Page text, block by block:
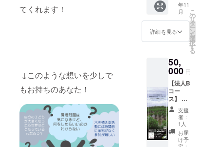
てくれます！
↓このような想いを少しで
もお持ちのあなた！
ご記載
をお願
す。
１年間
で排出
した
CO2を
かけて
吸収し
ます！
※会社
HPに名
前や地
域の掲
載をご
希望さ
れない
場合は
送） ・
ワイエ
ルフォ
レスト
年)にて
ご挨拶
・植林
地の状
況のメ
ルマガ
配信(不
定期) こ
ちらを
ご支援
いただ
・お礼
メール
【会員
証デー
タ(PNG
データ)
・プロ
ジェク
ト会員
証（郵
送） ・
OFF
SETス
テッ
カー１
２枚
（郵
年11
月
詳細を見る
こ
の
リ
タ
ー
ン
を
選
択
す
る
50,
000 円
【法人B
コー
ス】 ・
２５０
本のマ
ング
ローブ
の植林
支援
者：
1人
お届
け予